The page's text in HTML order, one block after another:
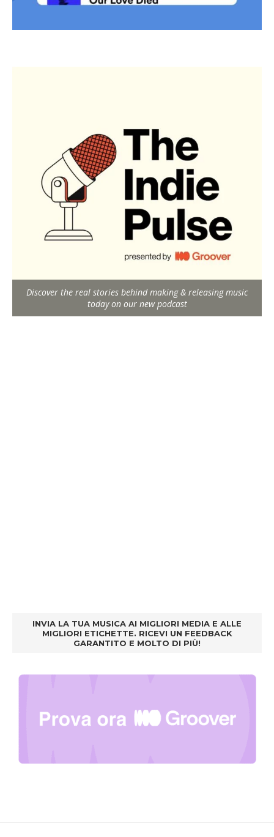
Discover the real stories behind making & releasing music
today on our new podcast
INVIA LA TUA MUSICA AI MIGLIORI MEDIA E ALLE
MIGLIORI ETICHETTE. RICEVI UN FEEDBACK
GARANTITO E MOLTO DI PIÙ!